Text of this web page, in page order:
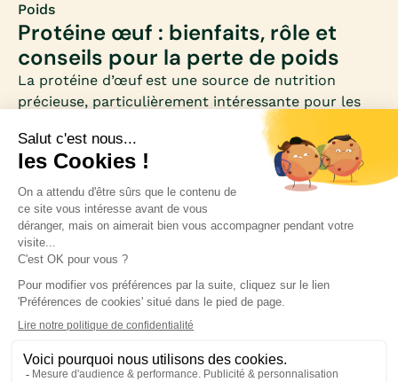
Poids
Protéine œuf : bienfaits, rôle et
conseils pour la perte de poids
La protéine d’œuf est une source de nutrition
précieuse, particulièrement intéressante pour les
femmes qui souhaitent perdre du poids. Riche en
acides aminés essentiels et faible en calories, elle
se distingue comme un allié minceur et santé.
Inscrivez-vous à notre newsletter pour rester
informée des nouveautés médicales.